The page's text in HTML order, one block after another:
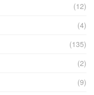
(12)
(4)
(135)
(2)
(9)